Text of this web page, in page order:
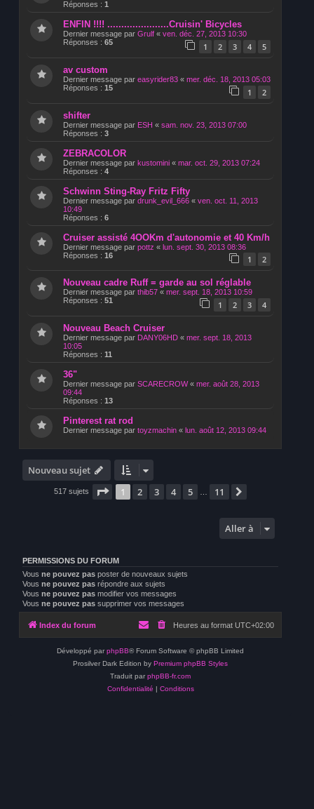
Réponses : 1
ENFIN !!!! ......................Cruisin' Bicycles
Dernier message par Grulf « ven. déc. 27, 2013 10:30
Réponses : 65 1 2 3 4 5
av custom
Dernier message par easyrider83 « mer. déc. 18, 2013 05:03
Réponses : 15 1 2
shifter
Dernier message par ESH « sam. nov. 23, 2013 07:00
Réponses : 3
ZEBRACOLOR
Dernier message par kustomini « mar. oct. 29, 2013 07:24
Réponses : 4
Schwinn Sting-Ray Fritz Fifty
Dernier message par drunk_evil_666 « ven. oct. 11, 2013
10:49
Réponses : 6
Cruiser assisté 4OOKm d'autonomie et 40 Km/h
Dernier message par pottz « lun. sept. 30, 2013 08:36
Réponses : 16 1 2
Nouveau cadre Ruff = garde au sol réglable
Dernier message par thib57 « mer. sept. 18, 2013 10:59
Réponses : 51 1 2 3 4
Nouveau Beach Cruiser
Dernier message par DANY06HD « mer. sept. 18, 2013
10:05
Réponses : 11
36"
Dernier message par SCARECROW« mer. août 28, 2013
09:44
Réponses : 13
Pinterest rat rod
Dernier message par toyzmachin « lun. août 12, 2013 09:44
Nouveau sujet
517 sujets Page 1sur11
1 2 3 4 5 11
Aller à
PERMISSIONS DU FORUM
Vous ne pouvez pas poster de nouveaux sujets
Vous ne pouvez pas répondre aux sujets
Vous ne pouvez pas modifier vos messages
Vous ne pouvez pas supprimer vos messages
Index du forum Heures au format UTC+02:00
Développé par phpBB® Forum Software © phpBB Limited
Prosilver Dark Edition by Premium phpBB Styles
Traduit par phpBB-fr.com
Confidentialité | Conditions